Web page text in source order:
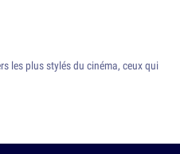
les plus stylés du cinéma, ceux qui